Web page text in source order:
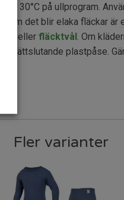
30°C på ullprogram.
Om det blir elaka fläckar är
eller fläcktvål. Om
tättslutande plastpåse.
Fler varianter